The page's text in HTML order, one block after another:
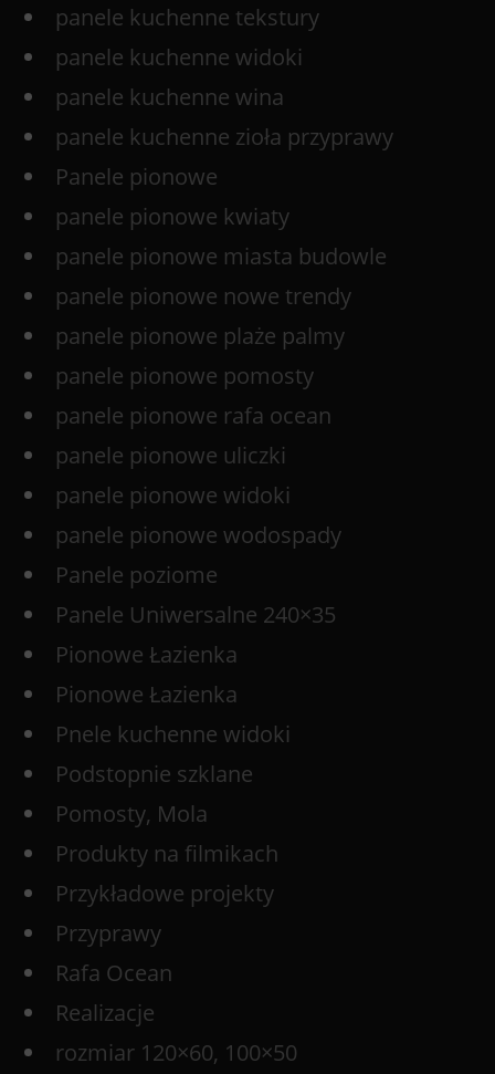
panele kuchenne tekstury
panele kuchenne widoki
panele kuchenne wina
panele kuchenne zioła przyprawy
Panele pionowe
panele pionowe kwiaty
panele pionowe miasta budowle
panele pionowe nowe trendy
panele pionowe plaże palmy
panele pionowe pomosty
panele pionowe rafa ocean
panele pionowe uliczki
panele pionowe widoki
panele pionowe wodospady
Panele poziome
Panele Uniwersalne 240×35
Pionowe Łazienka
Pionowe Łazienka
Pnele kuchenne widoki
Podstopnie szklane
Pomosty, Mola
Produkty na filmikach
Przykładowe projekty
Przyprawy
Rafa Ocean
Realizacje
rozmiar 120×60, 100×50